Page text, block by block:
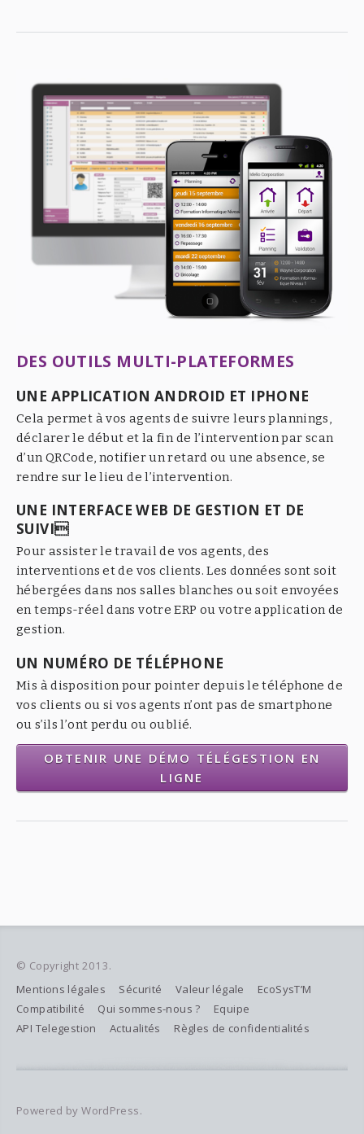
DES OUTILS MULTI-PLATEFORMES
UNE APPLICATION ANDROID ET IPHONE
Cela permet à vos agents de suivre leurs plannings,
déclarer le début et la fin de l’intervention par scan
d’un QRCode, notifier un retard ou une absence, se
rendre sur le lieu de l’intervention.
UNE INTERFACE WEB DE GESTION ET DE
SUIVI
Pour assister le travail de vos agents, des
interventions et de vos clients. Les données sont soit
hébergées dans nos salles blanches ou soit envoyées
en temps-réel dans votre ERP ou votre application de
gestion.
UN NUMÉRO DE TÉLÉPHONE
Mis à disposition pour pointer depuis le téléphone de
vos clients ou si vos agents n’ont pas de smartphone
ou s’ils l’ont perdu ou oublié.
OBTENIR UNE DÉMO TÉLÉGESTION EN
LIGNE
© Copyright 2013.
Mentions légales
Sécurité Valeur légale
EcoSysT’M
Compatibilité
Qui sommes-nous ?
Equipe
API Telegestion
Actualités Règles de confidentialités
Powered by WordPress.